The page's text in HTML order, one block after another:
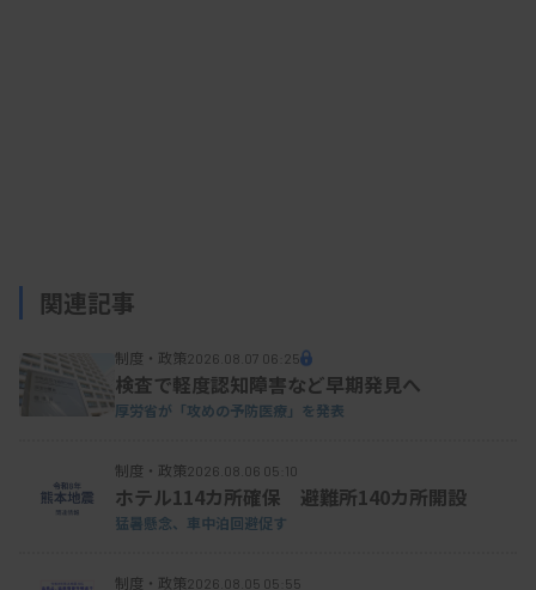
関連記事
制度・政策2026.08.07 06:25
検査で軽度認知障害など早期発見へ
厚労省が「攻めの予防医療」を発表
制度・政策2026.08.06 05:10
ホテル114カ所確保 避難所140カ所開設
猛暑懸念、車中泊回避促す
制度・政策2026.08.05 05:55